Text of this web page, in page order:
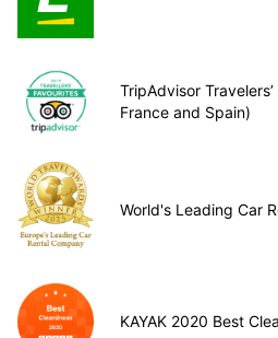
TripAdvisor
France and Spain)
World's Leading Car
KAYAK 2020 Best